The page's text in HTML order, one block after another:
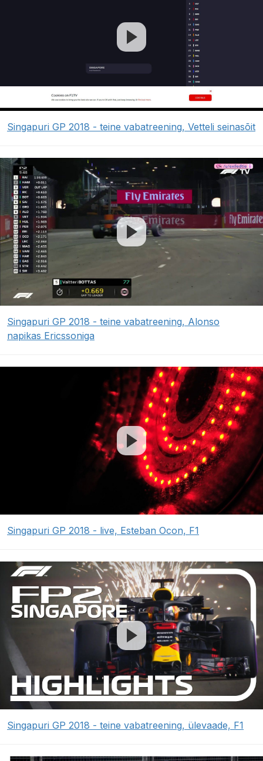
Singapuri GP 2018 - teine vabatreening, Vetteli seinasõit
Singapuri GP 2018 - teine vabatreening, Alonso
napikas Ericssoniga
Singapuri GP 2018 - live, Esteban Ocon, F1
Singapuri GP 2018 - teine vabatreening, ülevaade, F1